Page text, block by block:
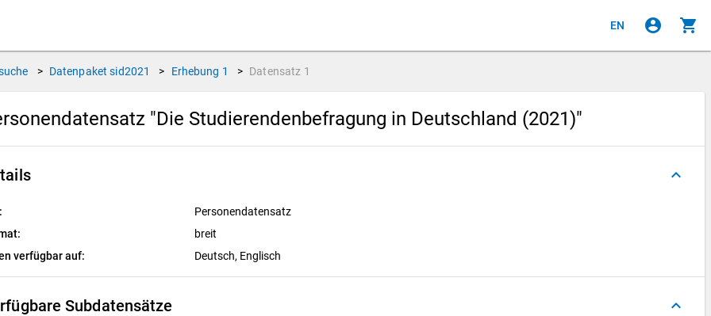
EN account_circle shopping_cart
> Datenpaket sid2021 > Erhebung 1 > Datensatz 1
"Die Studierendenbefragung in Deutschland (2021)"
keyboard_arrow_up
Personendatensatz
breit
verfügbar auf:
Deutsch, Englisch
Subdatensätze keyboard_arrow_up